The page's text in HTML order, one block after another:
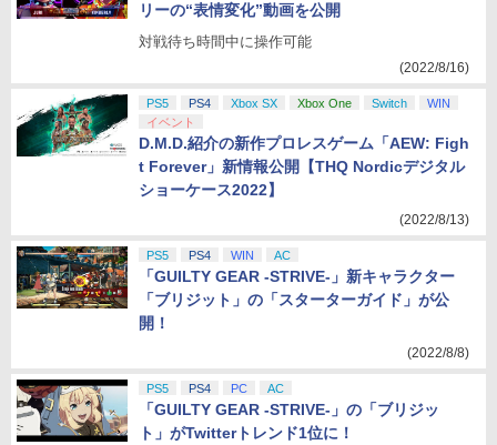
リーの“表情変化”動画を公開
対戦待ち時間中に操作可能
(2022/8/16)
PS5 PS4 Xbox SX Xbox One Switch
WIN
イベント
D.M.D.紹介の新作プロレスゲーム「AEW: Figh
t Forever」新情報公開【THQ Nordicデジタル
ショーケース2022】
(2022/8/13)
PS5 PS4 WIN AC
「GUILTY GEAR -STRIVE-」新キャラクター
「ブリジット」の「スターターガイド」が公
開！
(2022/8/8)
PS5 PS4 PC AC
「GUILTY GEAR -STRIVE-」の「ブリジッ
ト」がTwitterトレンド1位に！